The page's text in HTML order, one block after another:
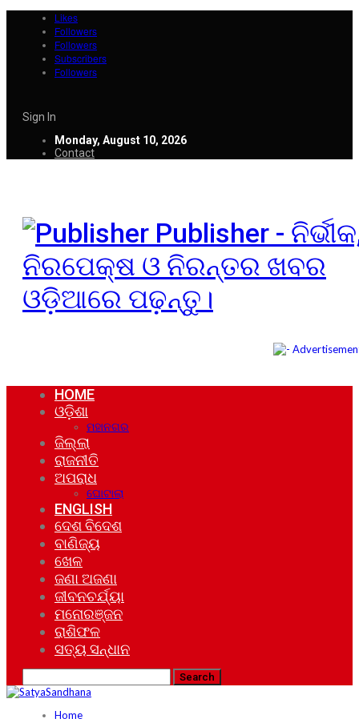
Likes
Followers
Followers
Subscribers
Followers
Sign In
Monday, August 10, 2026
Contact
Publisher -
ନିରପେକ୍ଷ ଓ ନିରନ୍ତର ଖବର
ଓଡ଼ିଆରେ ପଢ଼ନ୍ତୁ।
HOME
ଓଡ଼ିଶା
ମହାନଗର
ଜିଲ୍ଲା
ରାଜନୀତି
ଅପରାଧ
ଘୋଟାଲା
ENGLISH
ଦେଶ ବିଦେଶ
ବାଣିଜ୍ୟ
ଖେଳ
ଜଣା ଅଜଣା
ଜୀବନଚର୍ଯ୍ୟା
ମନୋରଞ୍ଜନ
ରାଶିଫଳ
ସତ୍ୟ ସନ୍ଧାନ
Home